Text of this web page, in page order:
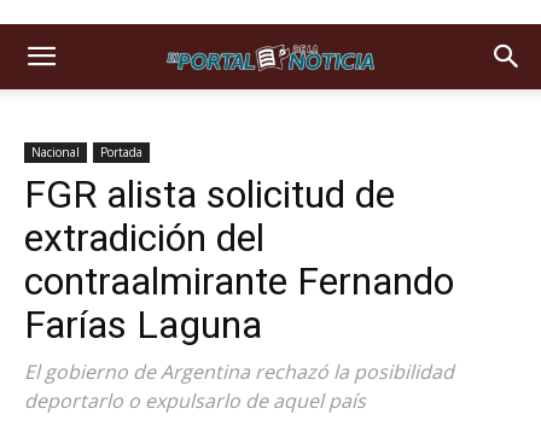
Nacional Portada
FGR alista solicitud de
extradición del
contraalmirante Fernando
Farías Laguna
El gobierno de Argentina rechazó la posibilidad
deportarlo o expulsarlo de aquel país